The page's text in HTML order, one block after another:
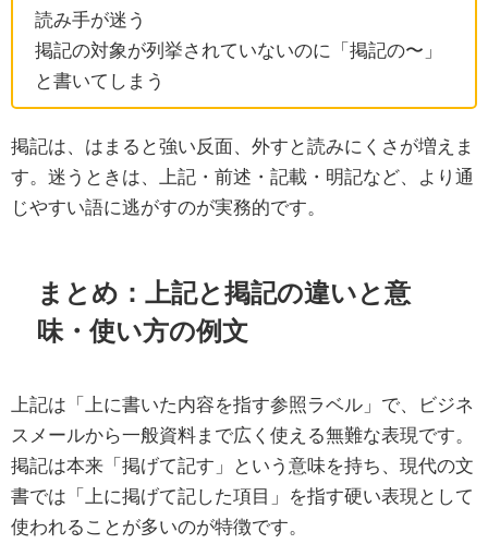
読み手が迷う
掲記の対象が列挙されていないのに「掲記の〜」
と書いてしまう
掲記は、はまると強い反面、外すと読みにくさが増えま
す。迷うときは、上記・前述・記載・明記など、より通
じやすい語に逃がすのが実務的です。
まとめ：上記と掲記の違いと意
味・使い方の例文
上記は「上に書いた内容を指す参照ラベル」で、ビジネ
スメールから一般資料まで広く使える無難な表現です。
掲記は本来「掲げて記す」という意味を持ち、現代の文
書では「上に掲げて記した項目」を指す硬い表現として
使われることが多いのが特徴です。